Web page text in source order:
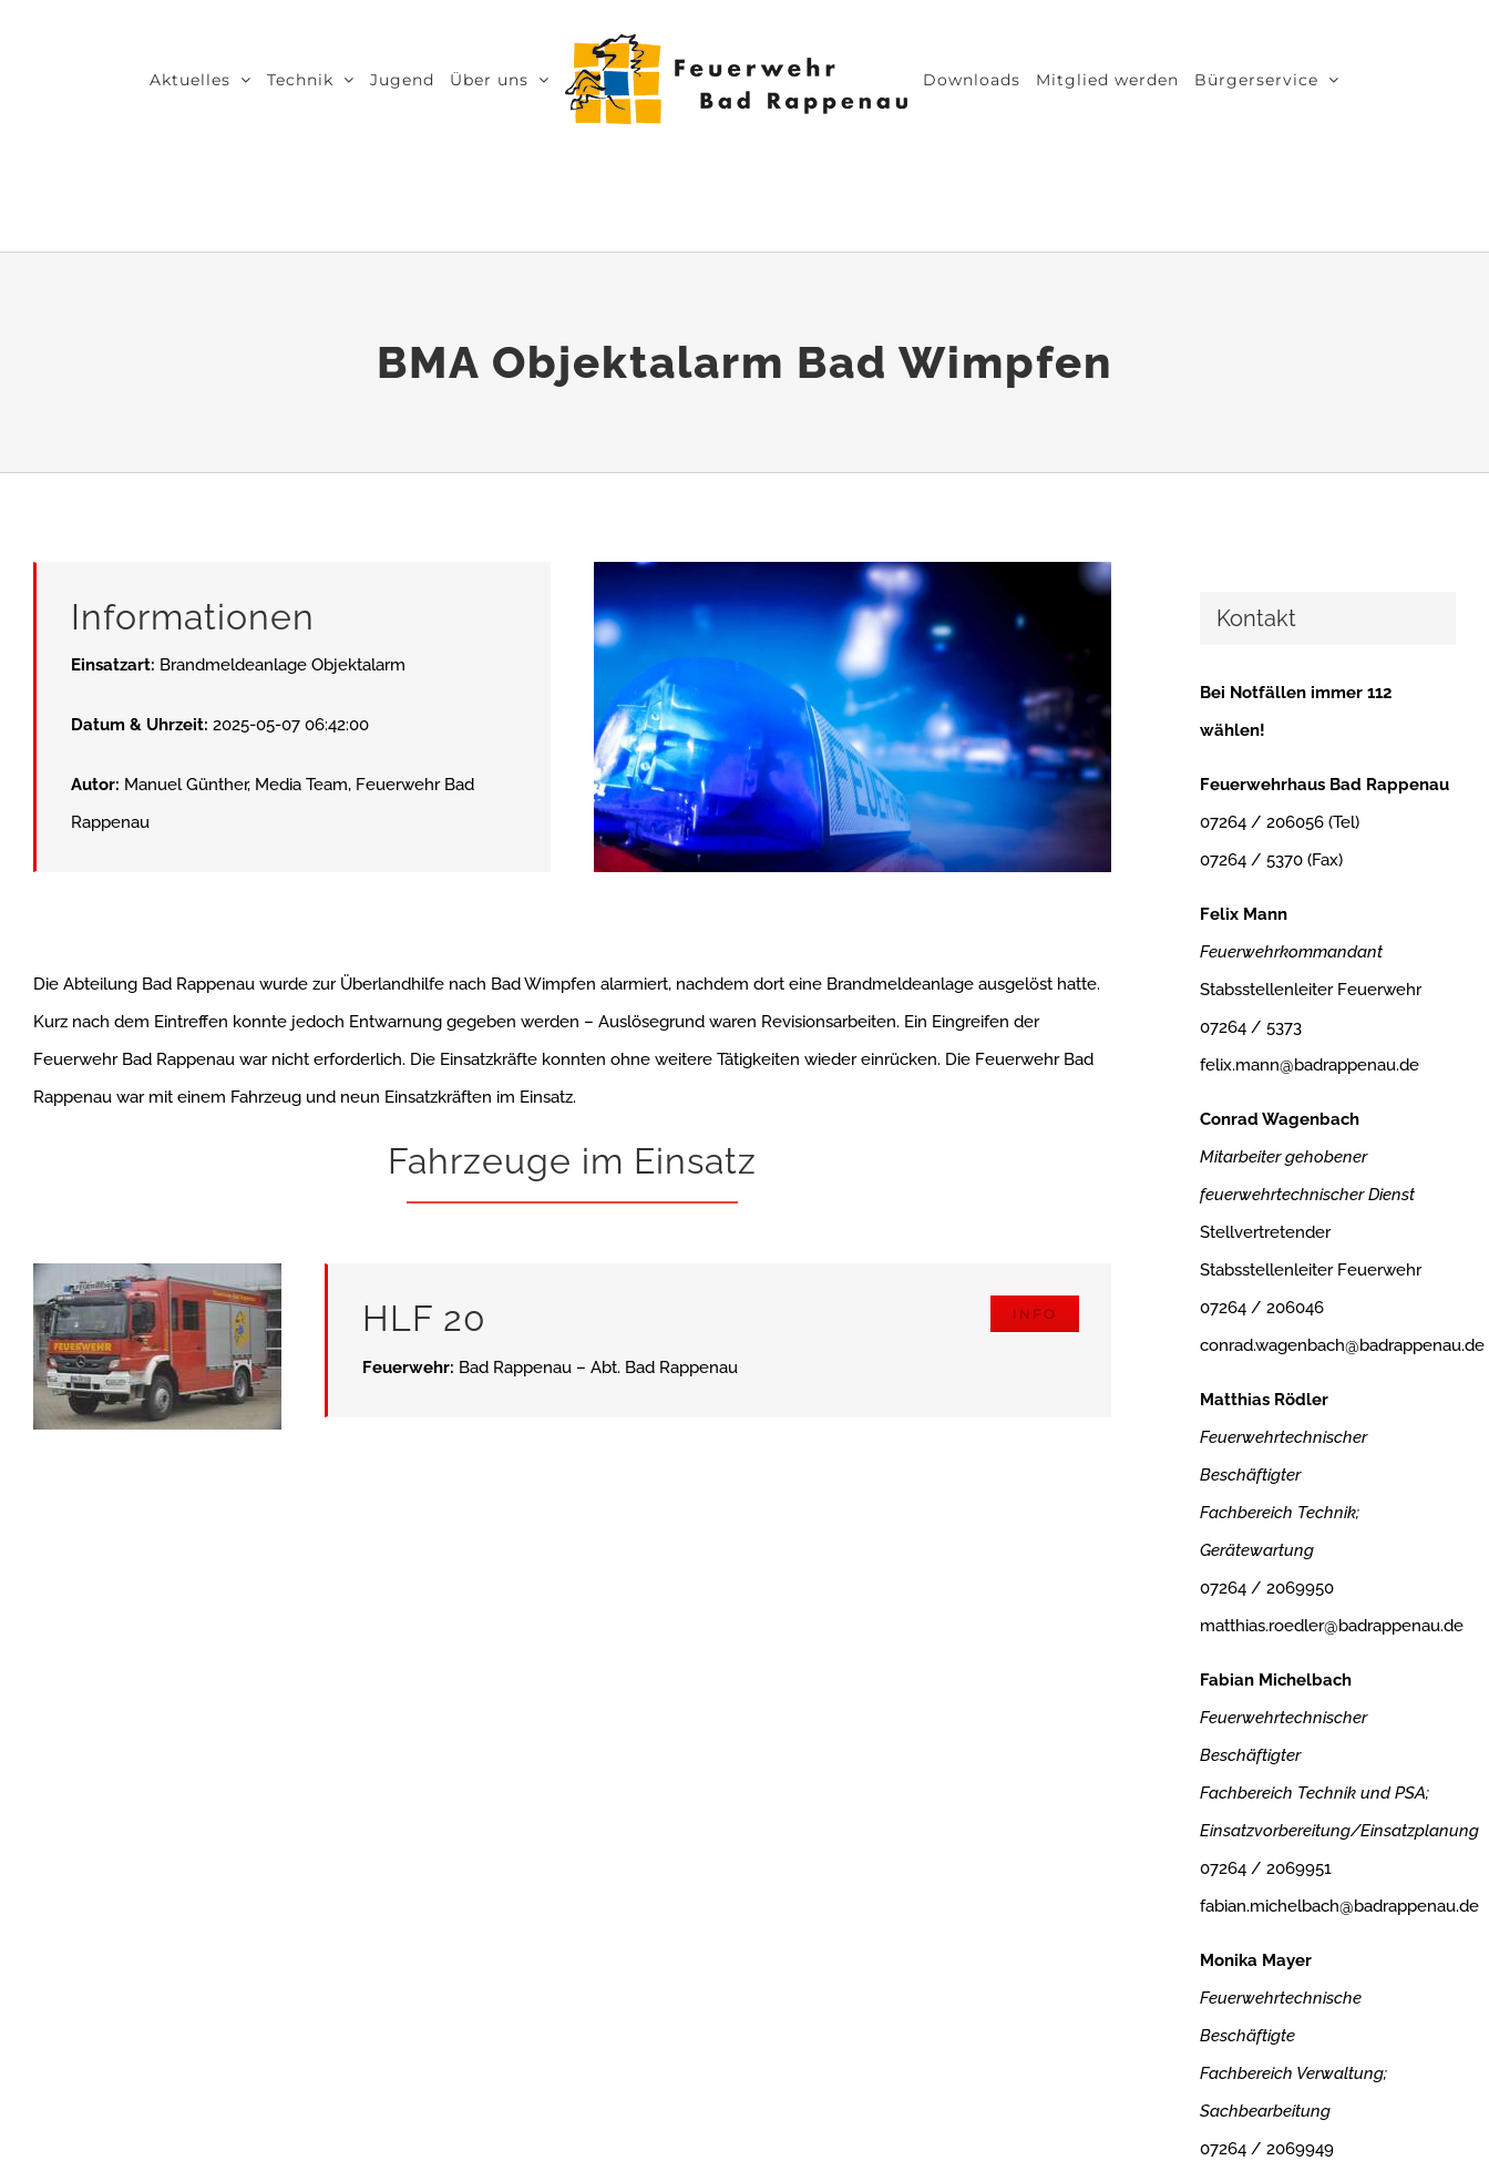
Aktuelles Technik Jugend Über uns Downloads Mitglied werden Bürgerservice
BMA Objektalarm Bad Wimpfen
Informationen
Einsatzart: Brandmeldeanlage Objektalarm
Datum & Uhrzeit: 2025-05-07 06:42:00
Autor: Manuel Günther, Media Team, Feuerwehr Bad
Rappenau
Die Abteilung Bad Rappenau wurde zur Überlandhilfe nach Bad Wimpfen alarmiert, nachdem dort eine Brandmeldeanlage ausgelöst hatte.
Kurz nach dem Eintreffen konnte jedoch Entwarnung gegeben werden – Auslösegrund waren Revisionsarbeiten. Ein Eingreifen der
Feuerwehr Bad Rappenau war nicht erforderlich. Die Einsatzkräfte konnten ohne weitere Tätigkeiten wieder einrücken. Die Feuerwehr Bad
Rappenau war mit einem Fahrzeug und neun Einsatzkräften im Einsatz.
Fahrzeuge im Einsatz
INFO
HLF 20
Feuerwehr: Bad Rappenau – Abt. Bad Rappenau
Kontakt
Bei Notfällen immer 112
wählen!
Feuerwehrhaus Bad Rappenau
07264 / 206056 (Tel)
07264 / 5370 (Fax)
Felix Mann
Feuerwehrkommandant
Stabsstellenleiter Feuerwehr
07264 / 5373
felix.mann@badrappenau.de
Conrad Wagenbach
Mitarbeiter gehobener
feuerwehrtechnischer Dienst
Stellvertretender
Stabsstellenleiter Feuerwehr
07264 / 206046
conrad.wagenbach@badrappenau.de
Matthias Rödler
Feuerwehrtechnischer
Beschäftigter
Fachbereich Technik;
Gerätewartung
07264 / 2069950
matthias.roedler@badrappenau.de
Fabian Michelbach
Feuerwehrtechnischer
Beschäftigter
Fachbereich Technik und PSA;
Einsatzvorbereitung/Einsatzplanung
07264 / 2069951
fabian.michelbach@badrappenau.de
Monika Mayer
Feuerwehrtechnische
Beschäftigte
Fachbereich Verwaltung;
Sachbearbeitung
07264 / 2069949